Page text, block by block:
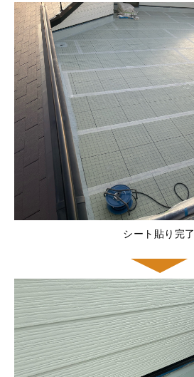
シート貼り完了